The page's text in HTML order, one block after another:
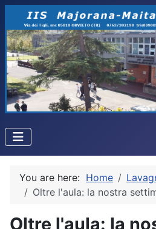
You are here: Home
Oltre l'aula: la nostra
Oltre l'aula: la